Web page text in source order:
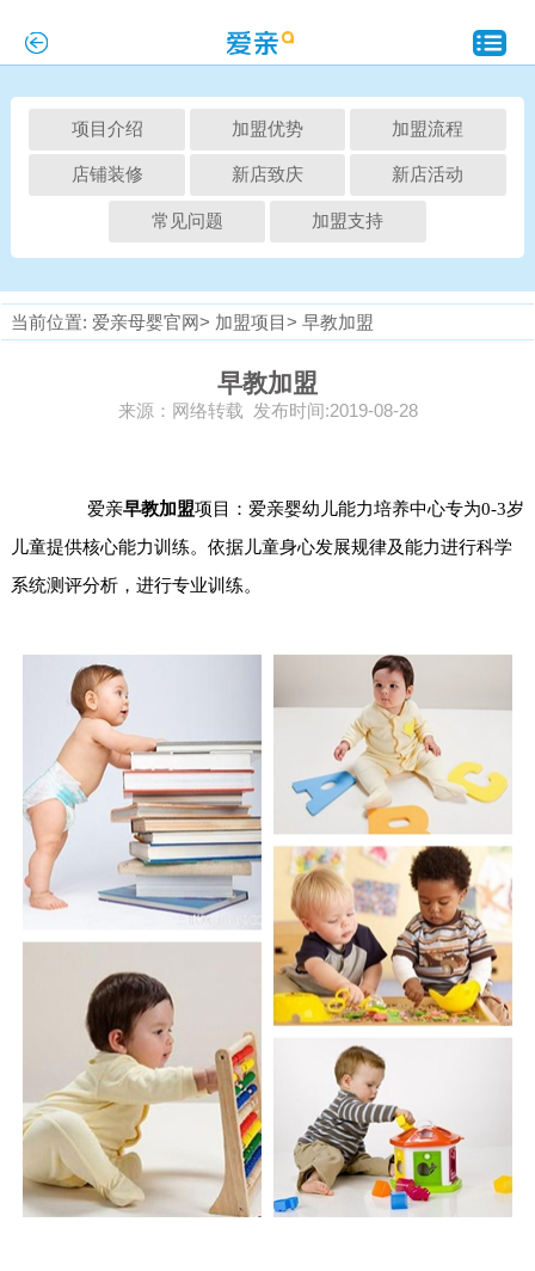
项目介绍 加盟优势 加盟流程
店铺装修 新店致庆 新店活动
常见问题 加盟支持
当前位置: 爱亲母婴官网> 加盟项目> 早教加盟
早教加盟
来源：网络转载 发布时间:2019-08-28
爱亲早教加盟项目：爱亲婴幼儿能力培养中心专为0-3岁
儿童提供核心能力训练。依据儿童身心发展规律及能力进行科学
系统测评分析，进行专业训练。